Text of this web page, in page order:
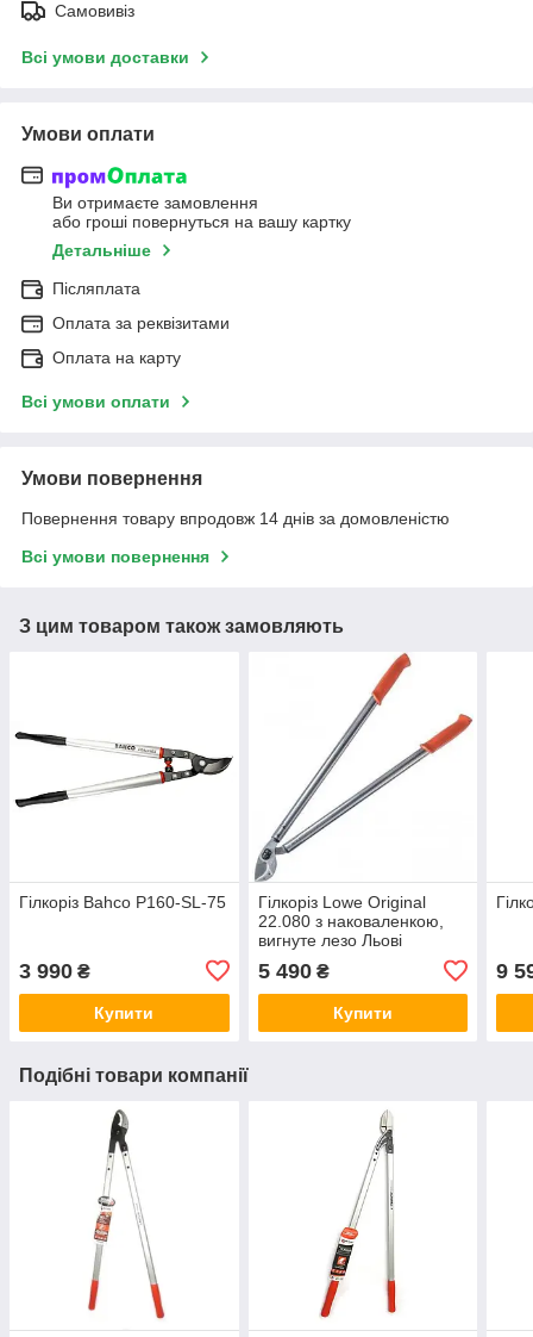
Самовивіз
Всі умови доставки
Умови оплати
Ви отримаєте замовлення
або гроші повернуться на вашу картку
Детальніше
Післяплата
Оплата за реквізитами
Оплата на карту
Всі умови оплати
Умови повернення
Повернення товару впродовж 14 днів за домовленістю
Всі умови повернення
З цим товаром також замовляють
Гілкоріз Bahco P160-SL-75
3 990 ₴
Купити
Гілкоріз Lowe Original
22.080 з наковаленкою,
вигнуте лезо Льові
5 490₴
Купити
9
Подібні товари компанії